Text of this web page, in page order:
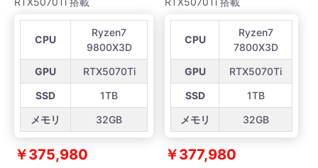
CPU
Ryzen7
9800X3D
GPU
RTX5070Ti
SSD
1TB
メモリ
32GB
￥375,980
CPU
Ryzen7
7800X3D
GPU
RTX5070Ti
SSD
1TB
メモリ
32GB
￥377,980